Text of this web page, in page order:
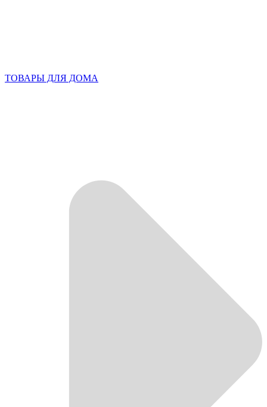
ТОВАРЫ ДЛЯ ДОМА